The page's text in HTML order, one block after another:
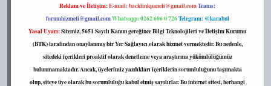
Reklam ve İletişim:E-mail:backlinkpaneli@gmail.comTeams:
forumhizmeti@gmail.comWhatsapp: 0262 606 0 726Telegram: @karabul
Yasal Uyarı:Sitemiz, 5651 Sayılı Kanun gereğince Bilgi Teknolojileri ve İletişim Kurumu
(BTK) tarafından onaylanmış bir Yer Sağlayıcı olarak hizmet vermektedir. Bu nedenle,
sitedeki içerikleri proaktif olarak denetleme veya araştırma yükümlülüğümüz
bulunmamaktadır. Ancak, üyelerimiz yazdıkları içeriklerin sorumluluğunu taşımakta
olup, siteye üye olarak bu sorumluluğu kabul etmiş sayılırlar. Bu internet sitesi, herhangi